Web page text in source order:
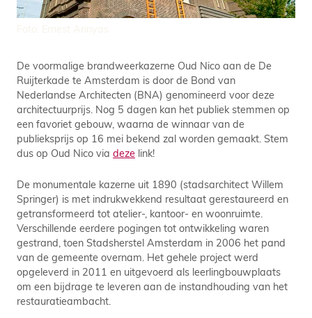
De voormalige brandweerkazerne Oud Nico aan de De
Ruijterkade te Amsterdam is door de Bond van
Nederlandse Architecten (BNA) genomineerd voor deze
architectuurprijs. Nog 5 dagen kan het publiek stemmen op
een favoriet gebouw, waarna de winnaar van de
publieksprijs op 16 mei bekend zal worden gemaakt. Stem
dus op Oud Nico via deze link!
De monumentale kazerne uit 1890 (stadsarchitect Willem
Springer) is met indrukwekkend resultaat gerestaureerd en
getransformeerd tot atelier-, kantoor- en woonruimte.
Verschillende eerdere pogingen tot ontwikkeling waren
gestrand, toen Stadsherstel Amsterdam in 2006 het pand
van de gemeente overnam. Het gehele project werd
opgeleverd in 2011 en uitgevoerd als leerlingbouwplaats
om een bijdrage te leveren aan de instandhouding van het
restauratieambacht.